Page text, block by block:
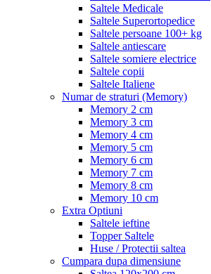
Saltele Medicale
Saltele Superortopedice
Saltele persoane 100+ kg
Saltele antiescare
Saltele somiere electrice
Saltele copii
Saltele Italiene
Numar de straturi (Memory)
Memory 2 cm
Memory 3 cm
Memory 4 cm
Memory 5 cm
Memory 6 cm
Memory 7 cm
Memory 8 cm
Memory 10 cm
Extra Optiuni
Saltele ieftine
Topper Saltele
Huse / Protectii saltea
Cumpara dupa dimensiune